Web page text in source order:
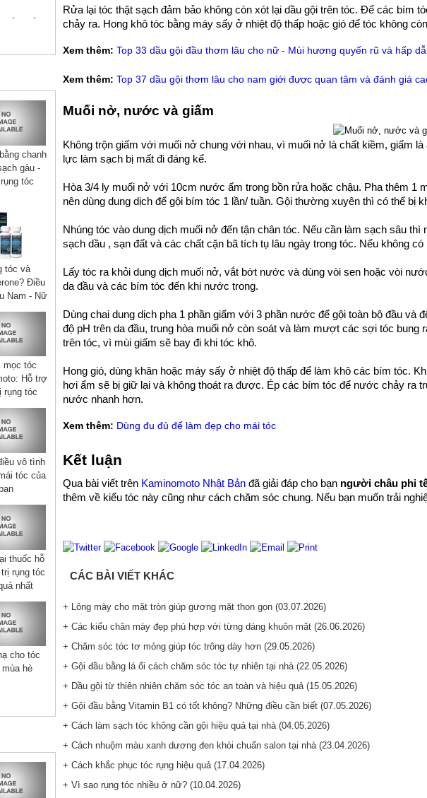
chanh
gàu -
tóc
tóc và
Điều
Nam - Nữ
mọc tóc
Hỗ trợ
rụng tóc
vô tình
tóc của
bạn
thuốc hỗ
rụng tóc
nhất
cho tóc
mùa hè
Rửa lại tóc thật sạch đảm bảo không còn xót lại dầu gội trên tóc. Để các bím
chảy ra. Hong khô tóc bằng máy sấy ở nhiệt độ thấp hoặc gió để tóc không
Xem thêm: Top 33 dầu gội đầu thơm lâu cho nữ - Mùi hương quyến rũ và hấp
Xem thêm: Top 37 dầu gội thơm lâu cho nam giới được quan tâm và đánh giá
Muối nở, nước và giấm
Không trộn giấm với muối nở chung với nhau, vì muối nở là chất kiềm, giấm
lực làm sạch bị mất đi đáng kể.
Hòa 3/4 ly muối nở với 10cm nước ấm trong bồn rửa hoặc chậu. Pha thêm 1
nên dùng dung dịch để gội bím tóc 1 lần/ tuần. Gội thường xuyên thì có thể bị
Nhúng tóc vào dung dịch muối nở đến tận chân tóc. Nếu cần làm sạch sâu
sạch dầu , sạn đất và các chất cặn bã tích tụ lâu ngày trong tóc. Nếu không
Lấy tóc ra khỏi dung dịch muối nở, vắt bớt nước và dùng vòi sen hoặc vòi
da đầu và các bím tóc đến khi nước trong.
Dùng chai dung dịch pha 1 phần giấm với 3 phần nước để gội toàn bộ đầu
độ pH trên da đầu, trung hòa muối nở còn soát và làm mượt các sợi tóc bung
trên tóc, vì mùi giấm sẽ bay đi khi tóc khô.
Hong gió, dùng khăn hoặc máy sấy ở nhiệt độ thấp để làm khô các bím tóc.
hơi ẩm sẽ bị giữ lại và không thoát ra được. Ép các bím tóc để nước chảy ra
nước nhanh hơn.
Xem thêm: Dùng đu đủ để làm đẹp cho mái tóc
Kết luận
Qua bài viết trên Kaminomoto Nhật Bản đã giải đáp cho bạn người châu phi
thêm về kiểu tóc này cũng như cách chăm sóc chung. Nếu bạn muốn trải
CÁC BÀI VIẾT KHÁC
+ Lông mày cho mặt tròn giúp gương mặt thon gọn (03.07.2026)
+ Các kiểu chân mày đẹp phù hợp với từng dáng khuôn mặt (26.06.2026)
+ Chăm sóc tóc tơ mỏng giúp tóc trông dày hơn (29.05.2026)
+ Gội đầu bằng lá ổi cách chăm sóc tóc tự nhiên tại nhà (22.05.2026)
+ Dầu gội từ thiên nhiên chăm sóc tóc an toàn và hiệu quả (15.05.2026)
+ Gội đầu bằng Vitamin B1 có tốt không? Những điều cần biết (07.05.2026)
+ Cách làm sạch tóc không cần gội hiệu quả tại nhà (04.05.2026)
+ Cách nhuộm màu xanh dương đen khói chuẩn salon tại nhà (23.04.2026)
+ Cách khắc phục tóc rụng hiệu quả (17.04.2026)
+ Vì sao rụng tóc nhiều ở nữ? (10.04.2026)